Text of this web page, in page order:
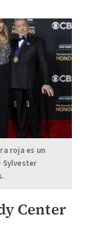
roja es un
Center